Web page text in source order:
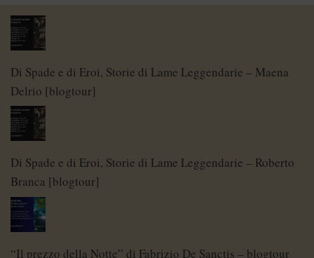
Di Spade e di Eroi, Storie di Lame Leggendarie – Maena
Delrio [blogtour]
Di Spade e di Eroi, Storie di Lame Leggendarie – Roberto
Branca [blogtour]
“Il prezzo della Notte” di Fabrizio De Sanctis – blogtour